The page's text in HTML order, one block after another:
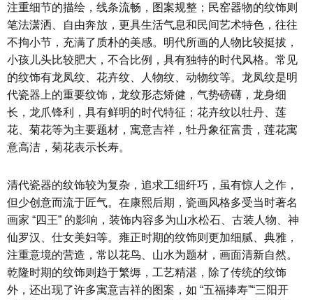
注重细节的描绘，线条流畅，图案规整；民窑器物的纹饰则
笔法潇洒、自由奔放，更具生活气息和民间艺术特色，往往
不拘小节，充满了质朴的美感。明代所画的人物比较挺拔，
小孩儿头比较肥大，不合比例，具有独特的时代风格。常见
的纹饰有龙凤纹、花卉纹、人物纹、动物纹等。龙凤纹是明
代瓷器上的重要纹饰，龙纹形态矫健，气势磅礴，龙身细
长，龙爪锋利，具有鲜明的时代特征；花卉纹以牡丹、莲
花、菊花等为主要题材，寓意吉祥，牡丹象征富贵，莲花寓
意高洁，菊花表示长寿。
清代瓷器的纹饰较为复杂，追求工细纤巧，虽有惊人之作，
但少创意而流于匠气。在康熙后期，瓷画风格多受当时著名
画家 “四王” 的影响，装饰内容多为山水松石、古装人物、神
仙罗汉、仕女美妇等。雍正时期的纹饰则更加细腻、典雅，
注重意境的营造，常以花鸟、山水为题材，画面清新自然。
乾隆时期的纹饰则趋于繁缛，工艺精湛，除了传统的纹饰
外，还出现了许多寓意吉祥的图案，如 “五福捧寿”“三阳开